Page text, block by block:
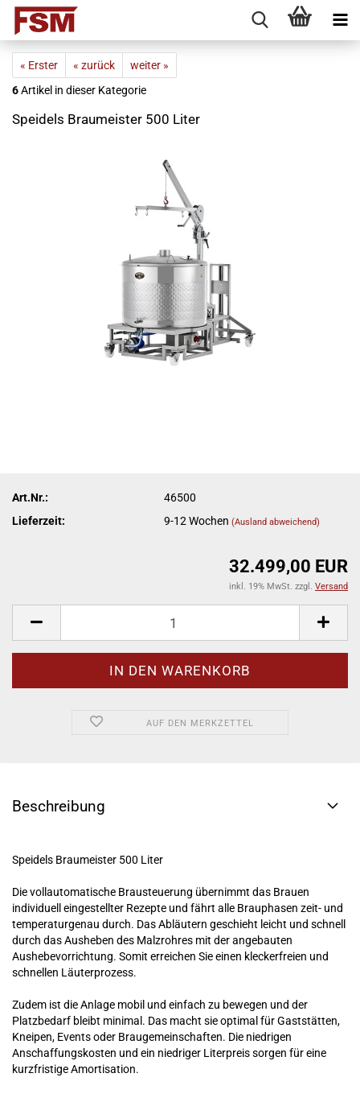
« Erster « zurück
weiter »
6Artikel in dieser Kategorie
Speidels Braumeister 500 Liter
Art.Nr.:
46500
Lieferzeit:
9-12 Wochen(Ausland abweichend)
32.499,00 EUR
inkl. 19% MwSt. zzgl. Versand
AUF DEN MERKZETTEL
Beschreibung
Speidels Braumeister 500 Liter
Die vollautomatische Brausteuerung übernimmt das Brauen
individuell eingestellter Rezepte und fährt alle Brauphasen zeit- und
temperaturgenau durch. Das Abläutern geschieht leicht und schnell
durch das Ausheben des Malzrohres mit der angebauten
Aushebevorrichtung. Somit erreichen Sie einen kleckerfreien und
schnellen Läuterprozess.
Zudem ist die Anlage mobil und einfach zu bewegen und der
Platzbedarf bleibt minimal. Das macht sie optimal für Gaststätten,
Kneipen, Events oder Braugemeinschaften. Die niedrigen
Anschaffungskosten und ein niedriger Literpreis sorgen für eine
kurzfristige Amortisation.